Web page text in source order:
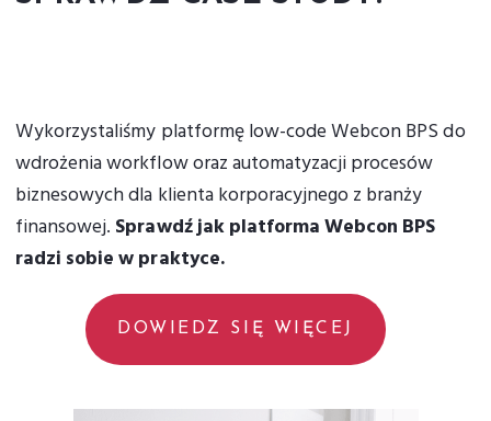
Wykorzystaliśmy platformę low-code Webcon BPS do
wdrożenia workflow oraz automatyzacji procesów
biznesowych dla klienta korporacyjnego z branży
finansowej. Sprawdź jak platforma Webcon BPS
radzi sobie w praktyce.
DOWIEDZ SIĘ WIĘCEJ